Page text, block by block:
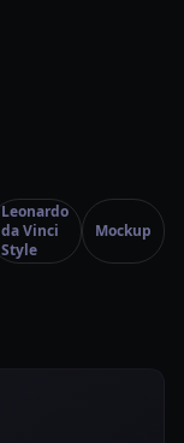
Leonardo
da Vinci
Style
Mockup